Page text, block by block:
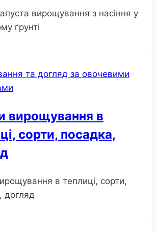
вирощування з насіння у
ґрунті
та догляд за овочевими
вирощування в
сорти, посадка,
в теплиці, сорти,
догляд